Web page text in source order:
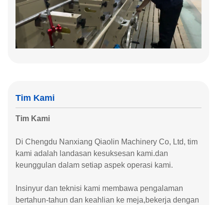
Tim Kami
Tim Kami
Di Chengdu Nanxiang Qiaolin Machinery Co, Ltd, tim
kami adalah landasan kesuksesan kami.dan
keunggulan dalam setiap aspek operasi kami.
Insinyur dan teknisi kami membawa pengalaman
bertahun-tahun dan keahlian ke meja,bekerja dengan